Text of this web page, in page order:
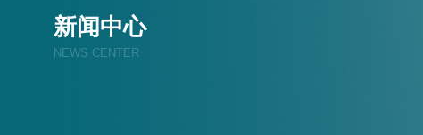
新闻中心
NEWS CENTER